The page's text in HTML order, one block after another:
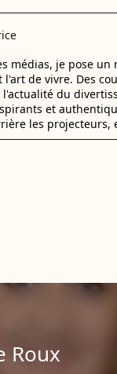
médias, je pose
de vivre. Des
du
et
les projecteurs,
Roux